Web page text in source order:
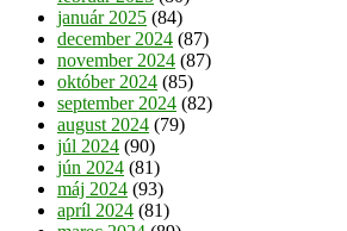
január 2025 (84)
december 2024 (87)
november 2024 (87)
október 2024 (85)
september 2024 (82)
august 2024 (79)
júl 2024 (90)
jún 2024 (81)
máj 2024 (93)
apríl 2024 (81)